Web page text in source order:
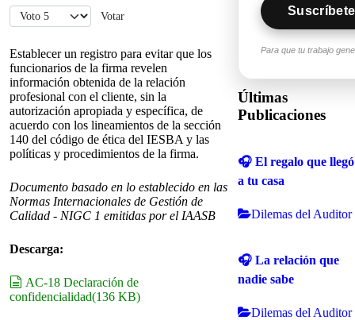
Ratio:5/5
Por favor, vote
Establecer un registro para evitar que los
funcionarios de la firma revelen
información obtenida de la relación
profesional con el cliente, sin la
autorización apropiada y específica, de
acuerdo con los lineamientos de la sección
140 del código de ética del IESBA y las
políticas y procedimientos de la firma.
Documento basado en lo establecido en las
Normas Internacionales de Gestión de
Calidad - NIGC 1 emitidas por el IAASB
Descarga:
document
AC-18 Declaración de
confidencialidad(136 KB)
Para que tu trabajo
Últimas
Publicaciones
🎧 El regalo que llegó
a tu casa
Dilemas del Auditor
🎧 La relación que
nadie sabe
Dilemas del Auditor